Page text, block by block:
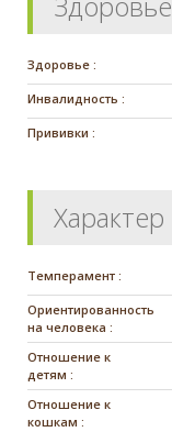
Здоровье :
Инвалидность :
Прививки :
Характер
Темперамент :
Ориентированность
на человека :
Отношение к
детям :
Отношение к
кошкам :